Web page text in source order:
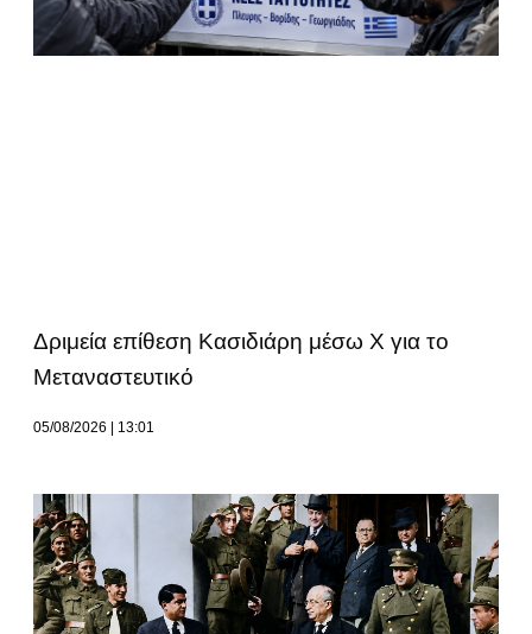
Δριμεία επίθεση Κασιδιάρη μέσω Χ για το
Μεταναστευτικό
05/08/2026 13:01